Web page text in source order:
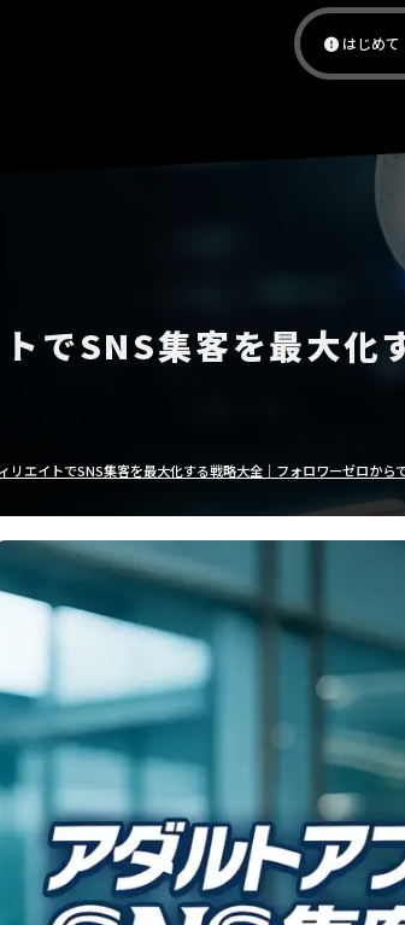
はじめて
リエイトでSNS集客を最大化する戦略大全｜フォロワーゼロから
でSNS集客を最大